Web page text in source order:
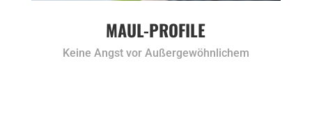
MAUL-PROFILE
Keine Angst vor Außergewöhnlichem